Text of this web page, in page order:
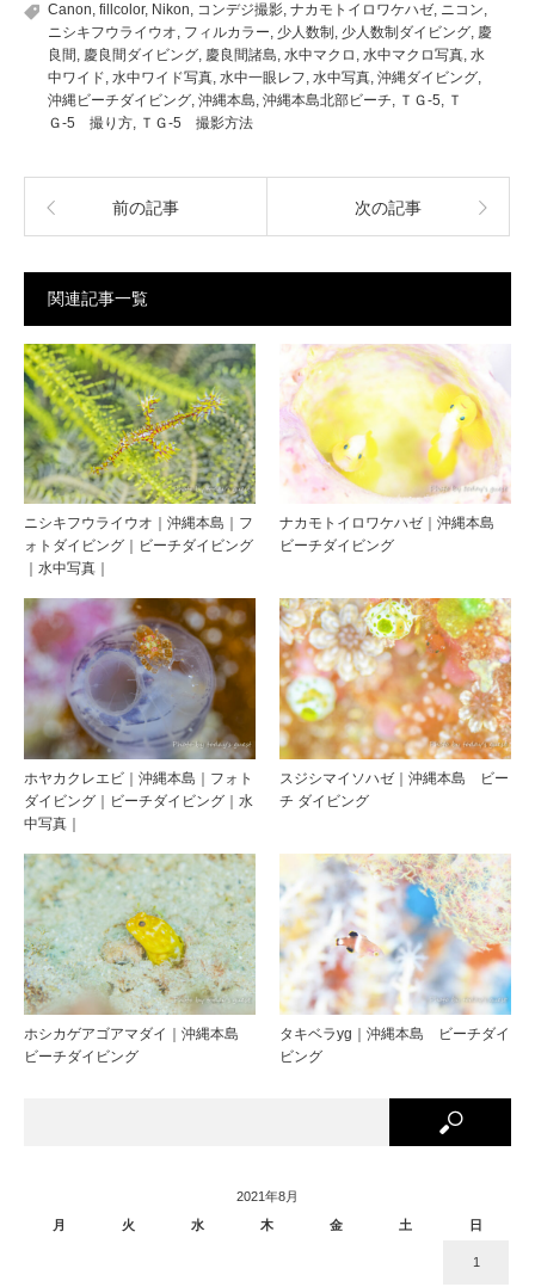
Canon fillcolor, Nikon コンデジ撮影 ナカモトイロワケハゼ ニコン
ニシキフウライウオ フィルカラー 少人数制 少人数制ダイビング 慶
良間 慶良間ダイビング 慶良間諸島 水中マクロ 水中マクロ写真 水
中ワイド 水中ワイド写真 水中一眼レフ 水中写真 沖縄ダイビング
沖縄ビーチダイビング 沖縄本島 沖縄本島北部ビーチ ＴＧ-5
Ｔ
Ｇ-5 撮り方
ＴＧ-5 撮影方法
前の記事 次の記事
関連記事一覧
ニシキフウライウオ｜沖縄本島｜フ
ォトダイビング｜ビーチダイビング
｜水中写真｜
ナカモトイロワケハゼ｜沖縄本島
ビーチダイビング
ホヤカクレエビ｜沖縄本島｜フォト
ダイビング｜ビーチダイビング｜水
中写真｜
スジシマイソハゼ｜沖縄本島 ビー
チ ダイビング
ホシカゲアゴアマダイ｜沖縄本島
ビーチダイビング
タキベラyg｜沖縄本島 ビーチダイ
ビング
2021年8月
月
火 水 木 金 土 日
1